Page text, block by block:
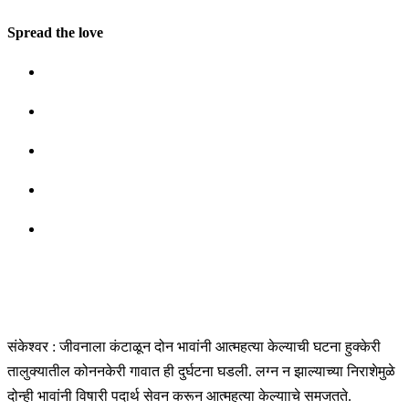
Spread the love
संकेश्वर : जीवनाला कंटाळून दोन भावांनी आत्महत्या केल्याची घटना हुक्केरी
तालुक्यातील कोननकेरी गावात ही दुर्घटना घडली. लग्न न झाल्याच्या निराशेमुळे
दोन्ही भावांनी विषारी पदार्थ सेवन करून आत्महत्या केल्यााचे समजतते.